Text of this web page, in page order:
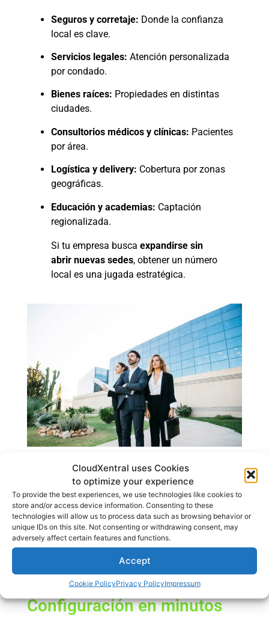
CloudXentral uses Cookies
to optimize your experience
To provide the best experiences, we use technologies like cookies to
store and/or access device information. Consenting to these
technologies will allow us to process data such as browsing behavior or
unique IDs on this site. Not consenting or withdrawing consent, may
adversely affect certain features and functions.
Accept
Cookie PolicyPrivacy PolicyImpressum
Seguros y corretaje: Donde la confianza
local es clave.
Servicios legales: Atención personalizada
por condado.
Bienes raíces: Propiedades en distintas
ciudades.
Consultorios médicos y clínicas: Pacientes
por área.
Logística y delivery: Cobertura por zonas
geográficas.
Educación y academias: Captación
regionalizada.
Si tu empresa busca expandirse sin
abrir nuevas sedes, obtener un número
local es una jugada estratégica.
DID Virtual Florida: ¿Por
qué elegir CloudXentral?
CloudXentral no solo te permite tenernúmeros
locales en Miami. Te entrega una solución
completa de comunicación empresarial en la nube,
ideal para negocios en expansión.
Configuración en minutos